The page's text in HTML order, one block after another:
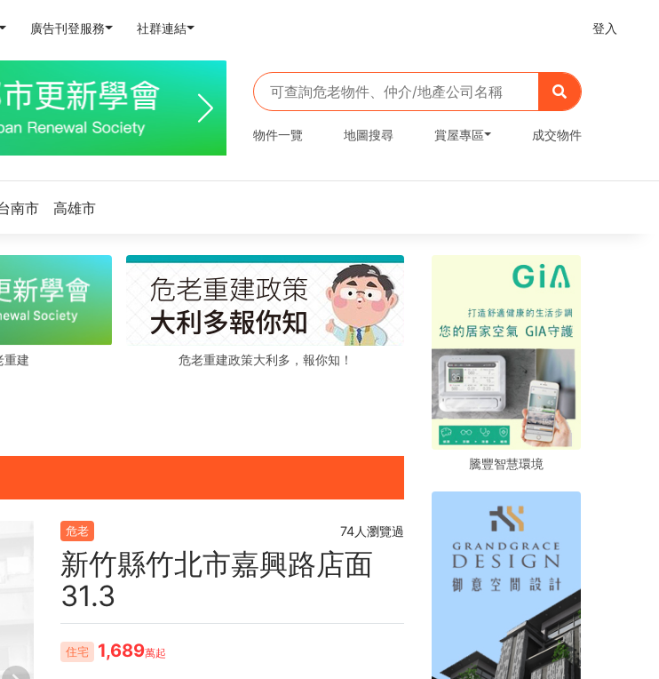
廣告刊登服務 社群連結 登入
物件一覽 地圖搜尋 賞屋專區 成交物件
南市 高雄市
重建 危老重建政策大利多，報你知！
危老 74人瀏覽過
新竹縣竹北市嘉興路店面
31.3
住宅 1,689萬起
騰豐智慧環境
騰豐智慧環境
騰豐智慧環境